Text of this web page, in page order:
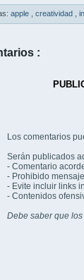
apple creatividad
:
Los comentarios
Serán publicados
- Comentario
- Prohibido
- Evite incluir links
- Contenidos
Debe saber que